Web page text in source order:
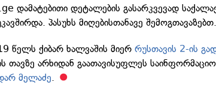
დამატებითი დეტალების გასარკვევად
პასუხს მიღებისთანავე შემოგთავაზებთ.
წელს ქიბარ ხალვაშის მიერრუსთავის 2-ის
თავზე არხიდან გაათავისუფლეს
მელაძე.